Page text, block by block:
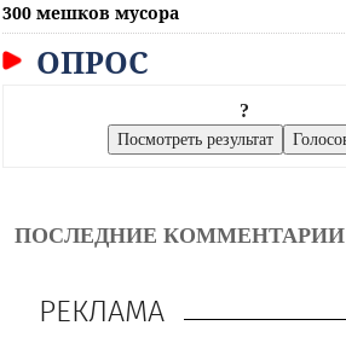
300 мешков мусора
ОПРОС
?
ПОСЛЕДНИЕ КОММЕНТАРИИ
РЕКЛАМА